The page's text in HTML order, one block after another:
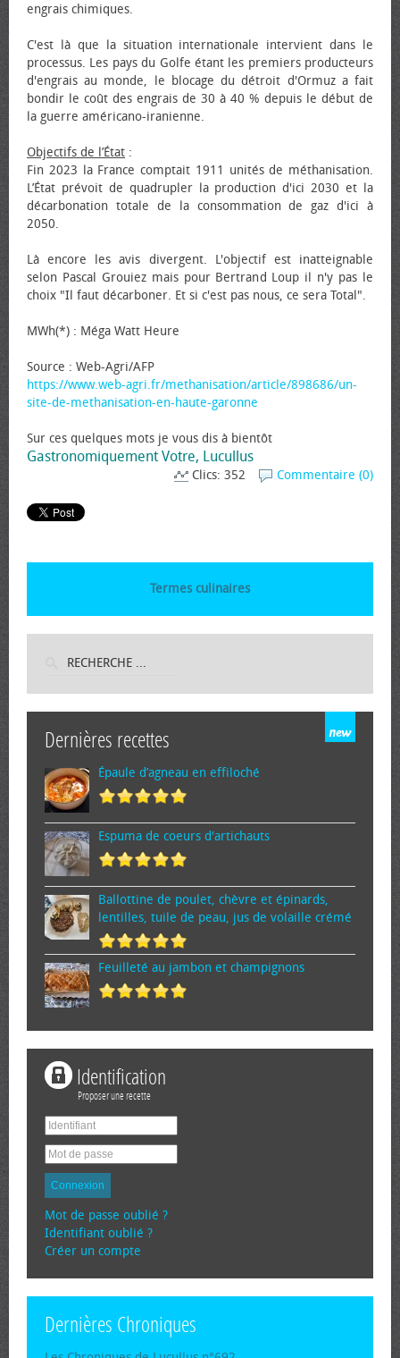
engrais chimiques.
C'est là que la situation internationale intervient dans le
processus. Les pays du Golfe étant les premiers producteurs
d'engrais au monde, le blocage du détroit d'Ormuz a fait
bondir le coût des engrais de 30 à 40 % depuis le début de
la guerre américano-iranienne.
Objectifs de l’État :
Fin 2023 la France comptait 1911 unités de méthanisation.
L’État prévoit de quadrupler la production d'ici 2030 et la
décarbonation totale de la consommation de gaz d'ici à
2050.
Là encore les avis divergent. L'objectif est inatteignable
selon Pascal Grouiez mais pour Bertrand Loup il n'y pas le
choix "Il faut décarboner. Et si c'est pas nous, ce sera Total".
MWh(*) : Méga Watt Heure
Source : Web-Agri/AFP
https://www.web-agri.fr/methanisation/article/898686/un-
site-de-methanisation-en-haute-garonne
Sur ces quelques mots je vous dis à bientôt
Gastronomiquement Votre, Lucullus
Commentaire (0)
Clics: 352
Termes culinaires
Dernières recettes
Épaule d’agneau en effiloché
Espuma de cœurs d'artichauts
Ballottine de poulet, chèvre et épinards,
lentilles, tuile de peau, jus de volaille crémé
Feuilleté au jambon et champignons
Identification
Proposer une recette
Connexion
Mot de passe oublié ?
Identifiant oublié ?
Créer un compte
Dernières Chroniques